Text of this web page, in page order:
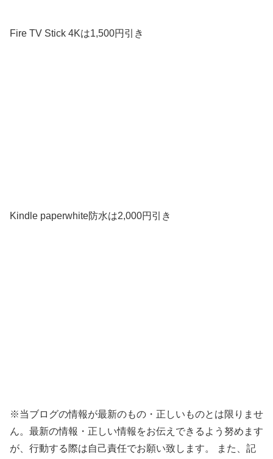
Fire TV Stick 4Kは1,500円引き
Kindle paperwhite防水は2,000円引き
※当ブログの情報が最新のもの・正しいものとは限りませ
ん。最新の情報・正しい情報をお伝えできるよう努めます
が、行動する際は自己責任でお願い致します。 また、記